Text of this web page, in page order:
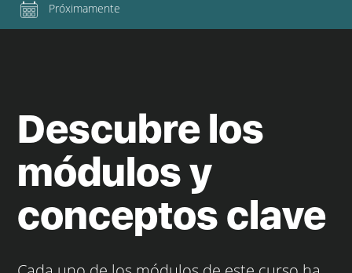
Próximamente
Descubre los
módulos y
conceptos clave